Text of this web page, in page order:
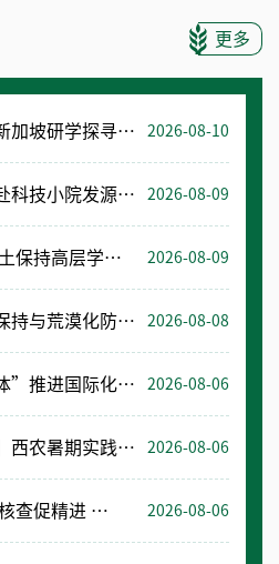
更多
【机电学院】机电学子新加坡研学探寻智能制造与智能农业前沿 2026-08-10
【资环学院】学生党员赴科技小院发源地开展主题研学 2026-08-09
【水保学院】2026年水土保持高层学术研讨会在呼和浩特举办 2026-08-09
【水保学院】中亚水土保持与荒漠化防治技术培训班举办 2026-08-08
【园林学院】“三位一体”推进国际化人才培养 2026-08-06
【旱区农业新疆研究院】西农暑期实践在和田绘就科教兴疆红色答卷 2026-08-06
【理学院】以赛砺真知 核查促精进 ——我校开展西北赛区物理实验竞赛推荐队伍专项核查工作 2026-08-06